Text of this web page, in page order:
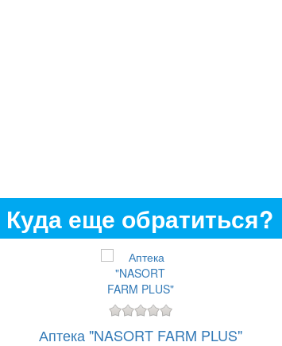
Куда еще обратиться?
Аптека "NASORT FARM PLUS"